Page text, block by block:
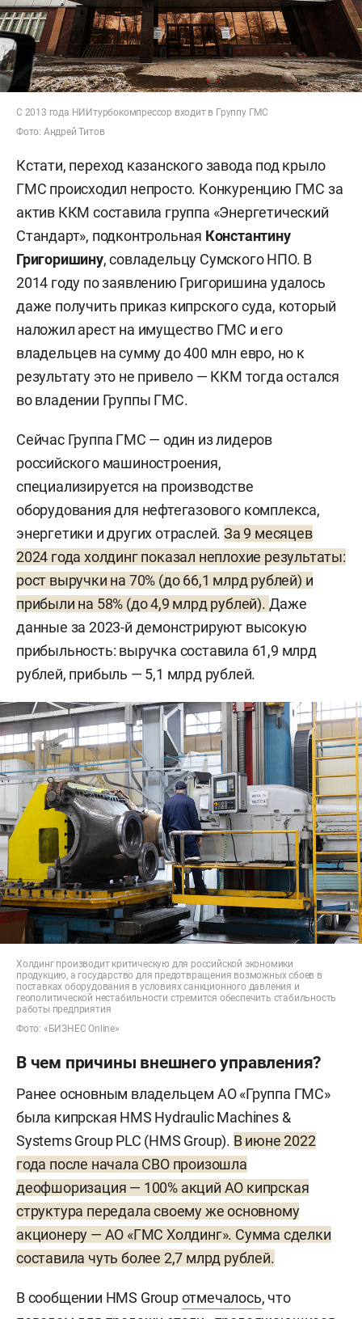
С 2013 года НИИтурбокомпрессор входит в Группу ГМС
Фото: Андрей Титов
Кстати, переход казанского завода под крыло
ГМС происходил непросто. Конкуренцию ГМС за
актив ККМ составила группа «Энергетический
Стандарт», подконтрольная Константину
Григоришину, совладельцу Сумского НПО. В
2014 году по заявлению Григоришина удалось
даже получить приказ кипрского суда, который
наложил арест на имущество ГМС и его
владельцев на сумму до 400 млн евро, но к
результату это не привело — ККМ тогда остался
во владении Группы ГМС.
Сейчас Группа ГМС — один из лидеров
российского машиностроения,
специализируется на производстве
оборудования для нефтегазового комплекса,
энергетики и других отраслей.За 9 месяцев
2024 года холдинг показал неплохие результаты:
рост выручки на 70% (до 66,1 млрд рублей) и
прибыли на 58% (до 4,9 млрд рублей). Даже
данные за 2023-й демонстрируют высокую
прибыльность: выручка составила 61,9 млрд
рублей, прибыль — 5,1 млрд рублей.
Холдинг производит критическую для российской экономики
продукцию, а государство для предотвращения возможных сбоев в
поставках оборудования в условиях санкционного давления и
геополитической нестабильности стремится обеспечить стабильность
работы предприятия
Фото: «БИЗНЕС Online»
В чем причины внешнего управления?
Ранее основным владельцем АО «Группа ГМС»
была кипрская HMS Hydraulic Machines &
Systems Group PLC (HMS Group). В июне 2022
года после начала СВО произошла
деофшоризация — 100% акций АО кипрская
структура передала своему же основному
акционеру — АО «ГМС Холдинг». Сумма сделки
составила чуть более 2,7 млрд рублей.
В сообщении HMS Groupотмечалось, что